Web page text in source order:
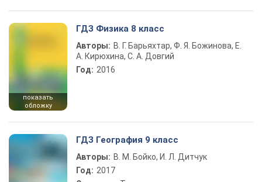
показать
обложку
ГДЗ Физика 8 класс
Авторы: В. Г. Барьяхтар, Ф. Я. Божинова, Е.
А. Кирюхина, С. А. Довгий
Год: 2016
ГДЗ География 9 класс
Авторы: В. М. Бойко, И. Л. Дитчук
Год: 2017